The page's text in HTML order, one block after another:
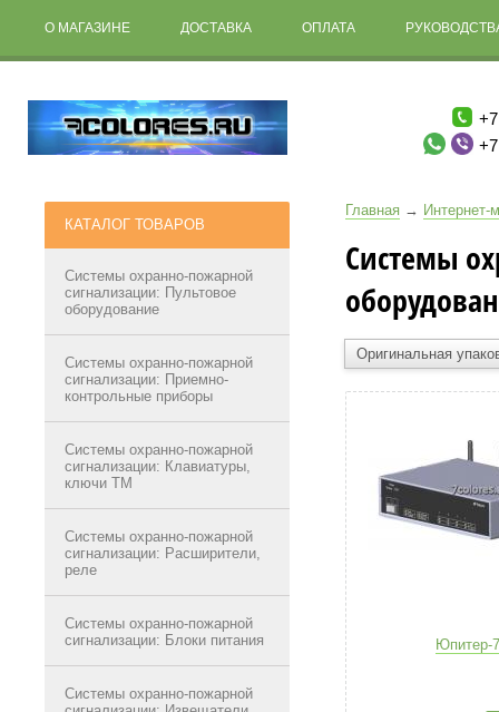
О МАГАЗИНЕ ДОСТАВКА ОПЛАТА
КАТАЛОГ ТОВАРОВ
Системы охранно-пожарной
сигнализации: Пультовое
оборудование
Системы охранно-пожарной
сигнализации: Приемно-
контрольные приборы
Системы охранно-пожарной
сигнализации: Клавиатуры,
ключи ТМ
Системы охранно-пожарной
сигнализации: Расширители,
реле
Системы охранно-пожарной
сигнализации: Блоки питания
Системы охранно-пожарной
Главная → Интернет-
Системы
Оригинальная
Юпитер-